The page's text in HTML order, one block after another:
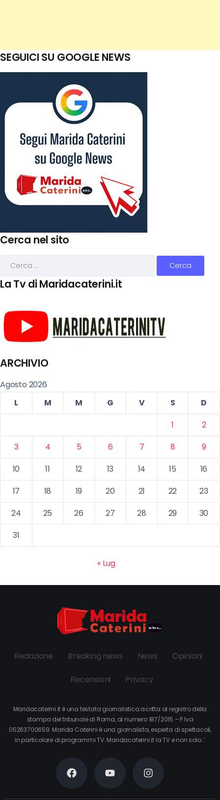
SEGUICI SU GOOGLE NEWS
Cerca nel sito
La Tv di Maridacaterini.it
ARCHIVIO
Agosto 2026
L
M M G V S
D
1
2
3
4 5 6 7 8
9
10
11 12 13 14 15
16
17
18 19 20 21 22
23
24
25 26 27 28 29
30
31
« Lug
Redazione Breaking news News Opinioni
Recensioni Privacy
Maridacaterini.it è una testata giornalistica iscritta al registro della
stampa del tribunale di Roma, al numero 187/2015 – P.Iva
05263700659. Marida Caterini è una giornalista, esperta di spettacoli,
in particolare di programmi TV. Maridacaterini.it la TV e non solo…’